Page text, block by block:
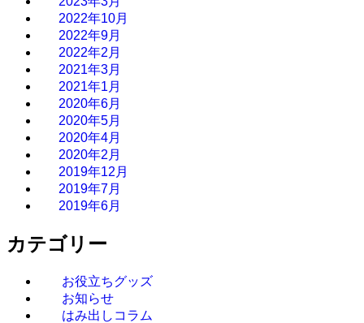
2022年10月
2022年9月
2022年2月
2021年3月
2021年1月
2020年6月
2020年5月
2020年4月
2020年2月
2019年12月
2019年7月
2019年6月
カテゴリー
お役立ちグッズ
お知らせ
はみ出しコラム